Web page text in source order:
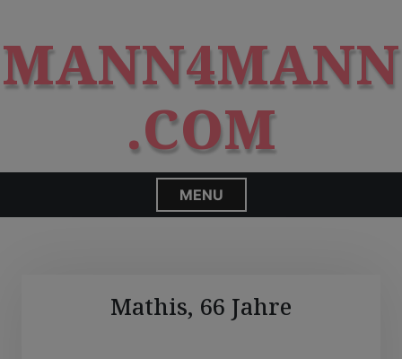
i
p
o
c
n
t
MANN4MANN
.COM
MENU
Mathis, 66 Jahre